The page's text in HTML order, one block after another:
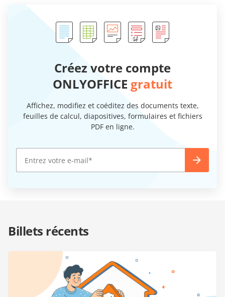
Créez votre compte
ONLYOFFICE gratuit
Affichez, modifiez et coéditez des documents texte,
feuilles de calcul, diapositives, formulaires et fichiers
PDF en ligne.
Billets récents